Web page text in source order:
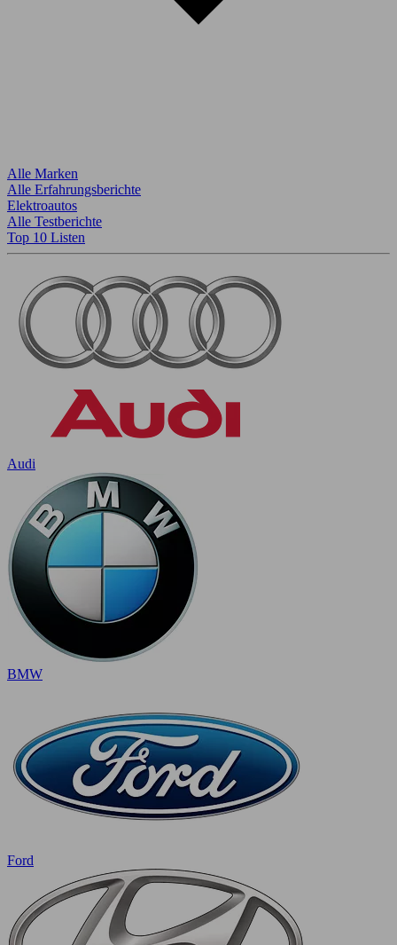
Alle Marken
Alle Erfahrungsberichte
Elektroautos
Alle Testberichte
Top 10 Listen
Audi
BMW
Ford